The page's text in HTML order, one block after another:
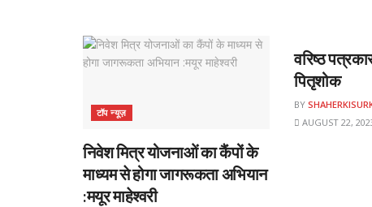
टॉप न्यूज़
निवेश मित्र योजनाओं का कैंपों के
माध्यम से होगा जागरूकता अभियान
:मयूर माहेश्वरी
वरिष्ठ
पितृशोक
BY
AUGUST 22,